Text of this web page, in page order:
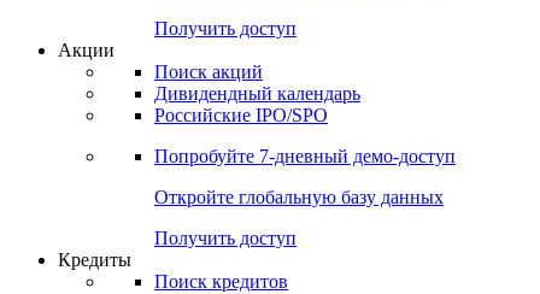
Получить доступ
Акции
Поиск акций
Дивидендный календарь
Российские IPO/SPO
Попробуйте 7-дневный демо-доступ
Откройте глобальную базу данных
Получить доступ
Кредиты
Поиск кредитов